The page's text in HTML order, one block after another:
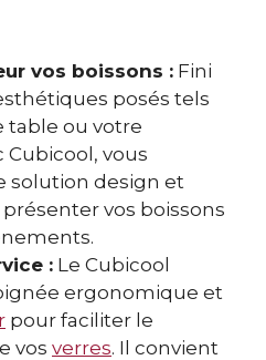
vos boissons : Fini
posés tels
table ou votre
Cubicool, vous
solution design et
vos boissons
: Le Cubicool
ergonomique et
pour faciliter le
vos verres. Il convient